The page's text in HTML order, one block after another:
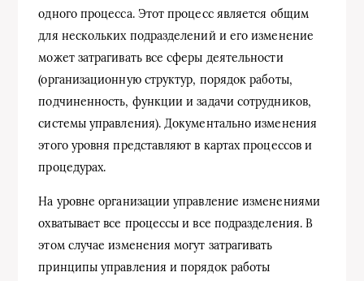
одного процесса. Этот процесс является общим
для нескольких подразделений и его изменение
может затрагивать все сферы деятельности
(организационную структур, порядок работы,
подчиненность, функции и задачи сотрудников,
системы управления). Документально изменения
этого уровня представляют в картах процессов и
процедурах.
На уровне организации управление изменениями
охватывает все процессы и все подразделения. В
этом случае изменения могут затрагивать
принципы управления и порядок работы